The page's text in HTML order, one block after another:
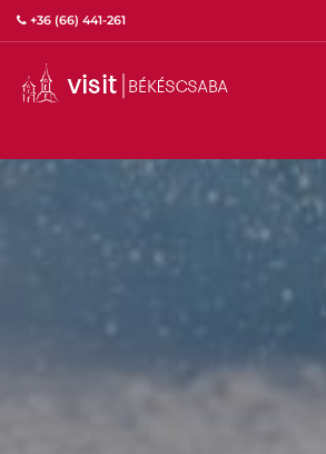
+36 (66) 441-261